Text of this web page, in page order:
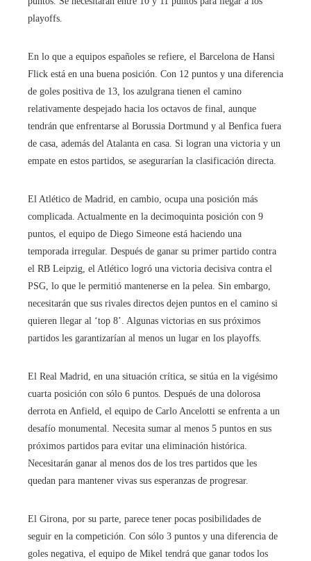
playoffs.
En lo que a equipos españoles se refiere, el Barcelona de Hansi
Flick está en una buena posición. Con 12 puntos y una diferencia
de goles positiva de 13, los azulgrana tienen el camino
relativamente despejado hacia los octavos de final, aunque
tendrán que enfrentarse al Borussia Dortmund y al Benfica fuera
de casa, además del Atalanta en casa. Si logran una victoria y un
empate en estos partidos, se asegurarían la clasificación directa.
El Atlético de Madrid, en cambio, ocupa una posición más
complicada. Actualmente en la decimoquinta posición con 9
puntos, el equipo de Diego Simeone está haciendo una
temporada irregular. Después de ganar su primer partido contra
el RB Leipzig, el Atlético logró una victoria decisiva contra el
PSG, lo que le permitió mantenerse en la pelea. Sin embargo,
necesitarán que sus rivales directos dejen puntos en el camino si
quieren llegar al ‘top 8’. Algunas victorias en sus próximos
partidos les garantizarían al menos un lugar en los playoffs.
El Real Madrid, en una situación crítica, se sitúa en la vigésimo
cuarta posición con sólo 6 puntos. Después de una dolorosa
derrota en Anfield, el equipo de Carlo Ancelotti se enfrenta a un
desafío monumental. Necesita sumar al menos 5 puntos en sus
próximos partidos para evitar una eliminación histórica.
Necesitarán ganar al menos dos de los tres partidos que les
quedan para mantener vivas sus esperanzas de progresar.
El Girona, por su parte, parece tener pocas posibilidades de
seguir en la competición. Con sólo 3 puntos y una diferencia de
goles negativa, el equipo de Mikel tendrá que ganar todos los